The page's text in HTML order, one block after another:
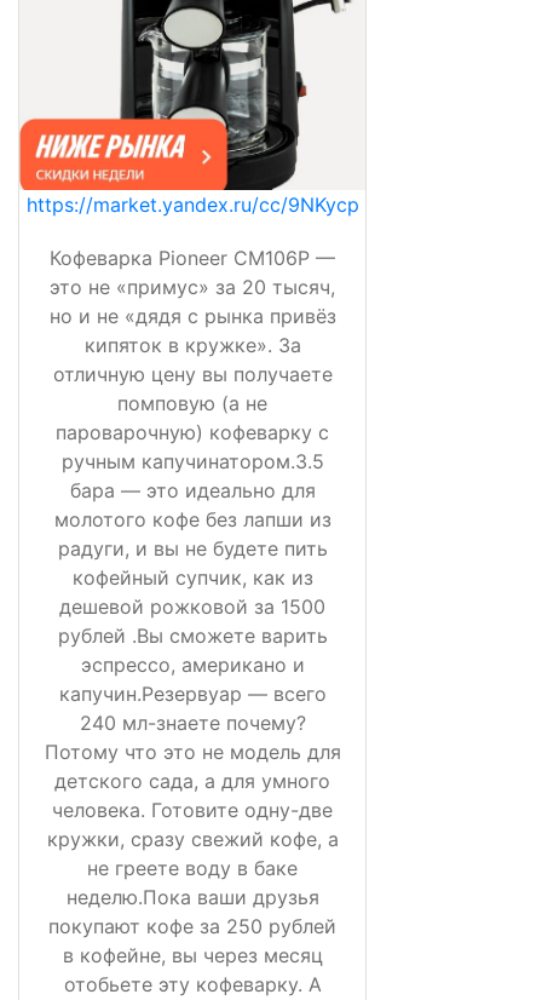
https://market.yandex.ru/cc/9NKycp
Кофеварка Pioneer CM106P —
это не «примус» за 20 тысяч,
но и не «дядя с рынка привёз
кипяток в кружке». За
отличную цену вы получаете
помповую (а не
пароварочную) кофеварку с
ручным капучинатором.3.5
бара — это идеально для
молотого кофе без лапши из
радуги, и вы не будете пить
кофейный супчик, как из
дешевой рожковой за 1500
рублей .Вы сможете варить
эспрессо, американо и
капучин.Резервуар — всего
240 мл-знаете почему?
Потому что это не модель для
детского сада, а для умного
человека. Готовите одну-две
кружки, сразу свежий кофе, а
не греете воду в баке
неделю.Пока ваши друзья
покупают кофе за 250 рублей
в кофейне, вы через месяц
отобьете эту кофеварку. А